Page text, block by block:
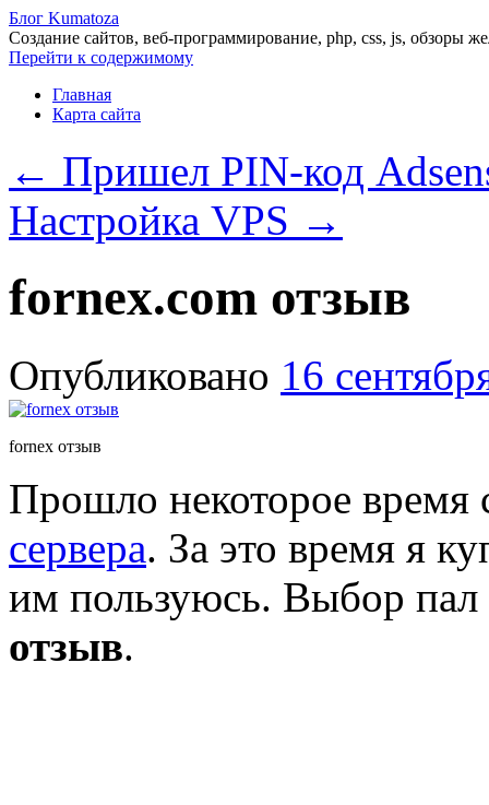
Блог Kumatoza
Создание сайтов, веб-программирование, php, css, js, обзоры
Перейти к содержимому
Главная
Карта сайта
← Пришел PIN-код
Настройка VPS →
fornex.com отзыв
Опубликовано 16
fornex отзыв
Прошло некоторое время
сервера. За это время я
им пользуюсь. Выбор
отзыв.